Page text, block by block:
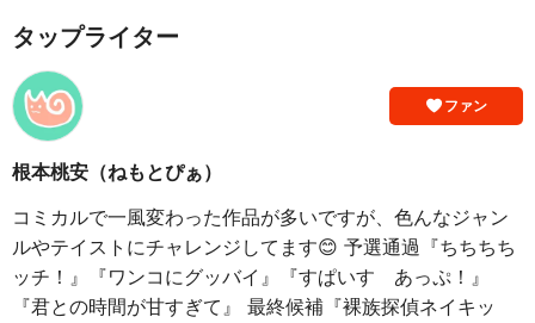
タップライター
ファン
根本桃安（ねもとぴぁ）
コミカルで一風変わった作品が多いですが、色んなジャン
ルやテイストにチャレンジしてます😊 予選通過『ちちちち
ッチ！』『ワンコにグッバイ』『すぱいす あっぷ！』
『君との時間が甘すぎて』 最終候補『裸族探偵ネイキッ